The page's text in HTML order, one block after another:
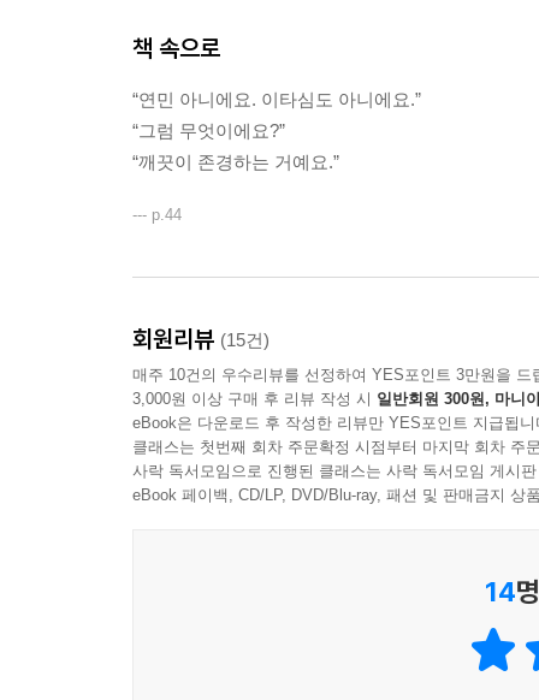
책 속으로
“연민 아니에요. 이타심도 아니에요.”
“그럼 무엇이에요?”
“깨끗이 존경하는 거예요.”
--- p.44
회원리뷰 (15건)
매주 10건의 우수리뷰를 선정하여 YES포인트 3만원을 드
3,000원 이상 구매 후 리뷰 작성 시 일반회원 300원, 마니
eBook은 다운로드 후 작성한 리뷰만 YES포인트 지급됩니
클래스는 첫번째 회차 주문확정 시점부터 마지막 회차 주
사락 독서모임으로 진행된 클래스는 사락 독서모임 게시
eBook 페이백, CD/LP, DVD/Blu-ray, 패션 및 판매금지 상
14